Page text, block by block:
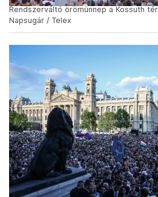
Rendszerváltó örömünnep a Kossuth
Napsugár / Telex